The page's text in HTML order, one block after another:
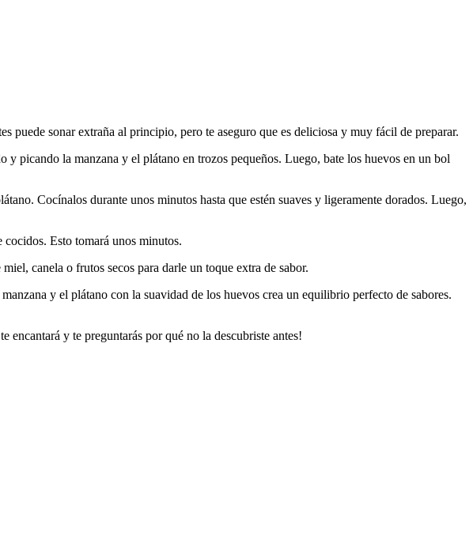
puede sonar extraña al principio, pero te aseguro que es deliciosa y muy fácil de preparar.
y picando la manzana y el plátano en trozos pequeños. Luego, bate los huevos en un bol
Cocínalos durante unos minutos hasta que estén suaves y ligeramente dorados. Luego,
Esto tomará unos minutos.
canela o frutos secos para darle un toque extra de sabor.
y el plátano con la suavidad de los huevos crea un equilibrio perfecto de sabores.
encantará y te preguntarás por qué no la descubriste antes!